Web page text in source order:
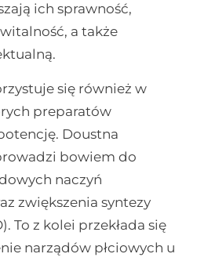
ich sprawność,
a także
się również w
preparatów
Doustna
bowiem do
naczyń
zwiększenia syntezy
To z kolei przekłada się
narządów płciowych u